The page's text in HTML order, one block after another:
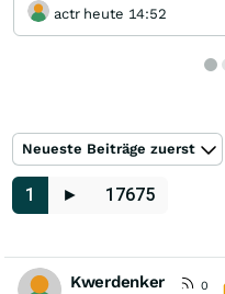
actr heute 14:52
Neueste Beiträge zuerst
1 ► 17675
Kwerdenker
0